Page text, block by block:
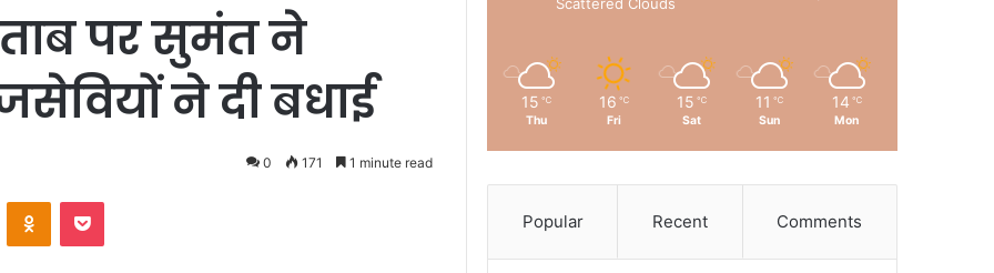
पर सुमंत ने
ने दी बधाई
0 171 1 minute read
15 ℃
Thu
16 ℃
Fri
15 ℃
Sat
11 ℃
Sun
14 ℃
Mon
Popular Recent Comments